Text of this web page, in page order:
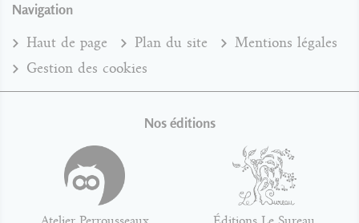
Navigation
Haut de page Plan du site
Mentions légales
Gestion des cookies
Nos éditions